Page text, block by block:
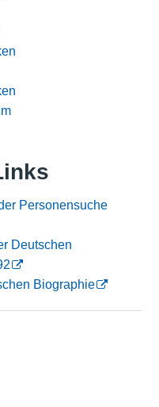
Personensuche
Deutschen
Biographie